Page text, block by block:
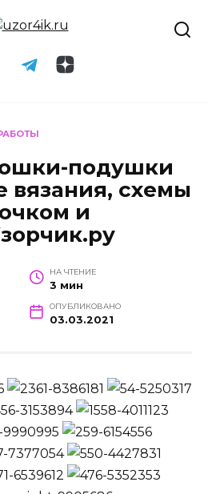
подушки
схемы
и
НА ЧТЕНИЕ
3 мин
ОПУБЛИКОВАНО
03.03.2021